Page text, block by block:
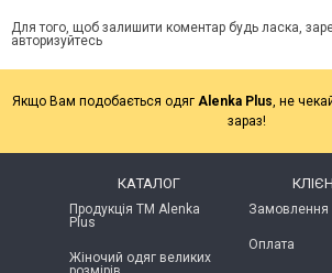
Для того, щоб залишити коментар будь ласка,
авторизуйтесь
Якщо Вам подобається одяг Alenka Plus, не
зараз!
КАТАЛОГ
Продукція ТМ Alenka
Plus
Жіночий одяг великих
Замовлення
Оплата